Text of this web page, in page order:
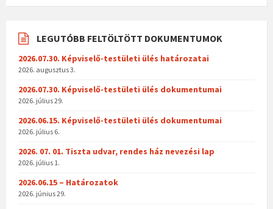
LEGUTÓBB FELTÖLTÖTT DOKUMENTUMOK
2026.07.30. Képviselő-testületi ülés határozatai
2026. augusztus 3.
2026.07.30. Képviselő-testületi ülés dokumentumai
2026. július 29.
2026.06.15. Képviselő-testületi ülés dokumentumai
2026. július 6.
2026. 07. 01. Tiszta udvar, rendes ház nevezési lap
2026. július 1.
2026.06.15 – Határozatok
2026. június 29.